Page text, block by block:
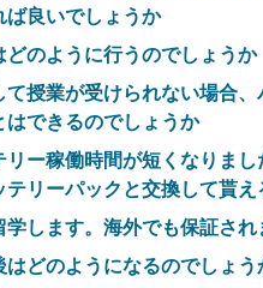
ば良いでしょうか
どのように行うのでしょうか
て授業が受けられない場合、
はできるのでしょうか
リー稼働時間が短くなりまし
テリーパックと交換して貰
学します。海外でも保証され
はどのようになるのでしょう